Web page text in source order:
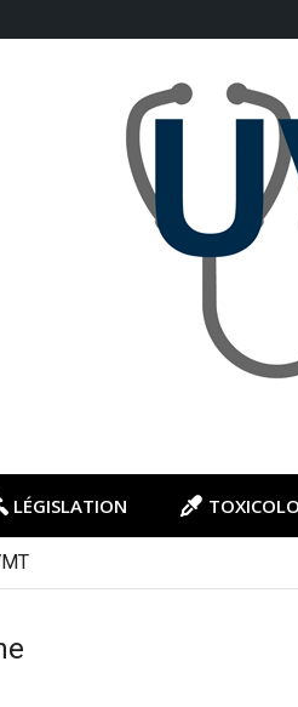
LÉGISLATION